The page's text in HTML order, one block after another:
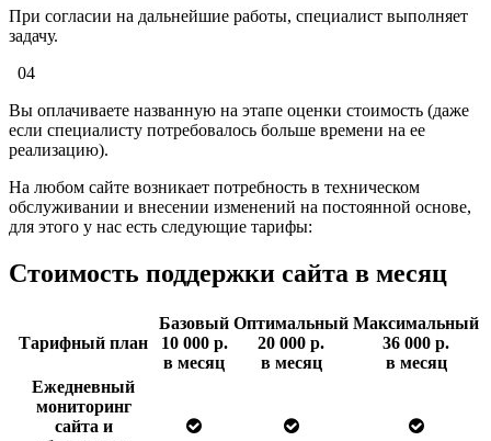
При согласии на дальнейшие работы, специалист выполняет
задачу.
04
Вы оплачиваете названную на этапе оценки стоимость (даже
если специалисту потребовалось больше времени на ее
реализацию).
На любом сайте возникает потребность в техническом
обслуживании и внесении изменений на постоянной основе,
для этого у нас есть следующие тарифы:
Стоимость поддержки сайта в месяц
Тарифный план
Базовый
10 000 р.
в месяц
Оптимальный
20 000 р.
в месяц
Максимальный
36 000 р.
в месяц
Ежедневный
мониторинг
сайта и